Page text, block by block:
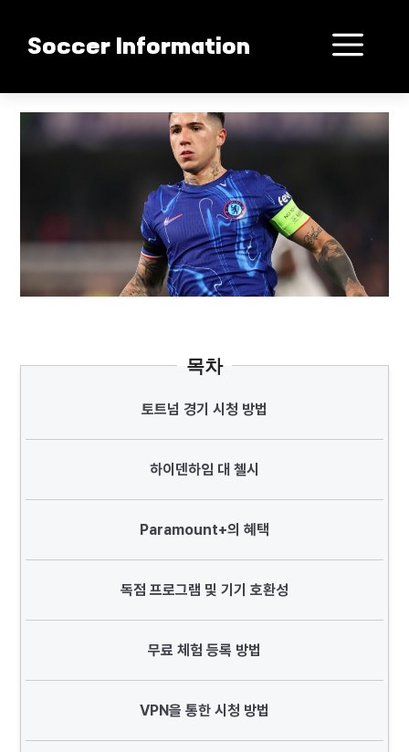
Soccer Information
메
뉴
목차
토트넘 경기 시청 방법
하이덴하임 대 첼시
Paramount+의 혜택
독점 프로그램 및 기기 호환성
무료 체험 등록 방법
VPN을 통한 시청 방법